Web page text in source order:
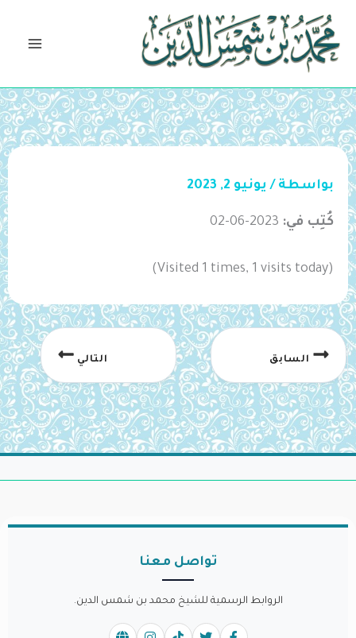
تخطي
المحتوى
بواسطة / يونيو 2, 2023
كُتِب في: 2023-06-02
(Visited 1 times, 1 visits today)
السابق التالي
تواصل معنا
الروابط الرسمية للشيخ محمد بن شمس الدين.